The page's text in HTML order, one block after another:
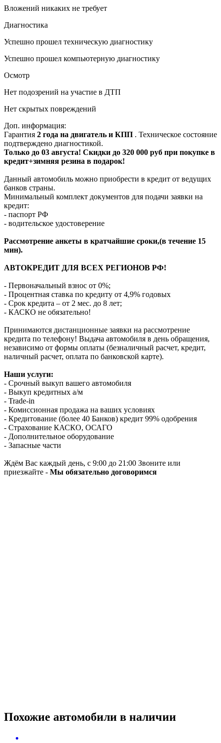
Вложений никаких не требует
Диагностика
Успешно прошел техническую диагностику
Успешно прошел компьютерную диагностику
Осмотр
Нет подозрений на участие в ДТП
Нет скрытых повреждений
Доп. информация:
Гарантия 2 года на двигатель и КПП . Техническое состояние
подтверждено диагностикой.
Только до 03 августа! Скидки до 320 000 руб при покупке в
кредит+зимняя резина в подарок!
Данный автомобиль можно приобрести в кредит от ведущих
банков страны.
Минимальный комплект документов для подачи заявки на
кредит:
- паспорт РФ
- водительское удостоверение
Рассмотрение анкеты в кратчайшие сроки,(в течение 15
мин).
АВТОКРЕДИТ ДЛЯ ВСЕХ РЕГИОНОВ РФ!
- Первоначальный взнос от 0%;
- Процентная ставка по кредиту от 4,9% годовых
- Срок кредита – от 2 мес. до 8 лет;
- КАСКО не обязательно!
Принимаются дистанционные заявки на рассмотрение
кредита по телефону! Выдача автомобиля в день обращения,
независимо от формы оплаты (безналичный расчет, кредит,
наличный расчет, оплата по банковской карте).
Наши услуги:
- Срочный выкуп вашего автомобиля
- Выкуп кредитных а/м
- Trade-in
- Комиссионная продажа на ваших условиях
- Кредитование (более 40 Банков) кредит 99% одобрения
- Страхование КАСКО, ОСАГО
- Дополнительное оборудование
- Запасные части
Ждём Вас каждый день, с 9:00 до 21:00 Звоните или
приезжайте - Мы обязательно договоримся
Похожие автомобили в наличии